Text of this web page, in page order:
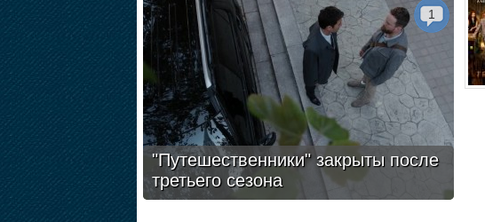
"Путешественники" закрыты после
третьего сезона
1